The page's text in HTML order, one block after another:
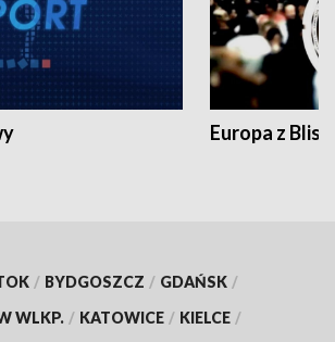
Europa z
/ BYDGOSZCZ / GDAŃSK /
WLKP. / KATOWICE / KIELCE /